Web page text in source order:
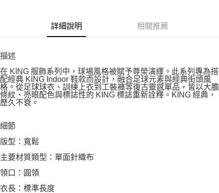
詳細說明 相關推薦
描述
在 KING 服飾系列中，球場風格被賦予尊榮演繹。此系列專為搭
配經典 KING Indoor 鞋款而設計，融合足球元素與經典街頭風
格。從足球球衣、訓練上衣到工裝褲等復古靈感單品，皆以大膽
條紋、亮眼配色與標誌性的 KING 標誌重新詮釋。KING 經典，
歷久不衰。
細節
版型：寬鬆
主要材質類型：單面針織布
領口：圓領
衣長：標準長度